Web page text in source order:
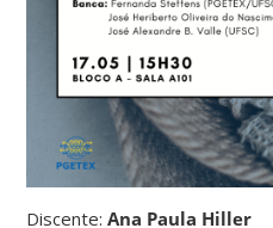
Discente: Ana Paula Hiller